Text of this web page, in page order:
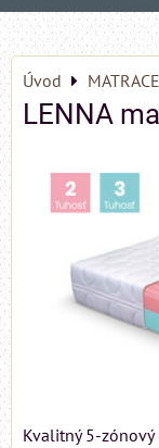
Úvod
LENNA
Kvalitný 5-